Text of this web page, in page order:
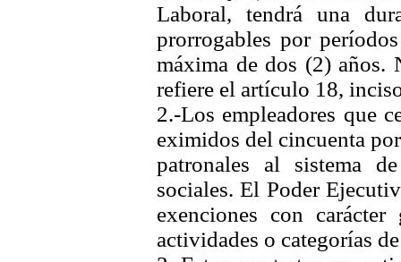
Laboral, tendrá una
prorrogables por
máxima de dos (2) años.
refiere el artículo 18,
2.-Los empleadores que
eximidos del cincuenta
patronales al sistema
sociales. El Poder
exenciones con
actividades o categorías